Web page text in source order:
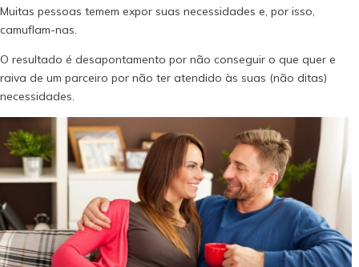
Muitas pessoas temem expor suas necessidades e, por isso,
camuflam-nas.
O resultado é desapontamento por não conseguir o que quer e
raiva de um parceiro por não ter atendido às suas (não ditas)
necessidades.